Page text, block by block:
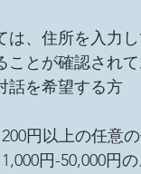
、住所を入力
ことが確認され
話を希望する方
円以上の任意
-50,000円のス